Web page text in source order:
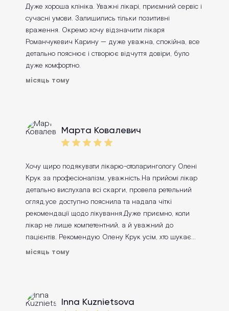
Дуже хороша клініка. Уважні лікарі, приємний сервіс і
сучасні умови. Залишились тільки позитивні
враження. Окремо хочу відзначити лікаря
Романчукевич Карину — дуже уважна, спокійна, все
детально пояснює і створює відчуття довіри, було
дуже комфортно.
місяць тому
Марта Ковалевич
Хочу щиро подякувати лікарю-отоларингологу Олені
Крук за професіоналізм, уважність.На прийомі лікар
детально вислухала всі скарги, провела ретельний
огляд,усе доступно пояснила та надала чіткі
рекомендації щодо лікування.Дуже приємно, коли
лікар не лише компетентний, а й уважний до
пацієнтів. Рекомендую Олену Крук усім, хто шукає
кваліфікованого ЛОР-лікаря. Дякую за допомогу та
місяць тому
Inna Kuznietsova